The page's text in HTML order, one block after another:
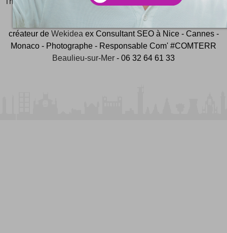
#CotedAzurFrance
créateur de Wekidea ex Consultant SEO à Nice - Cannes -
Monaco - Photographe - Responsable Com' #COMTERR
Beaulieu-sur-Mer - 06 32 64 61 33